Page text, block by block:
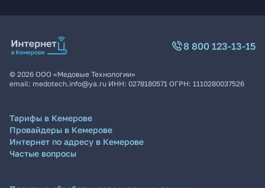
8 800 123-13-15
© 2026 ООО «Медовые Технологии»
email: medotech.info@ya.ru ИНН: 0278180571 ОГРН: 1110280037526
Тарифы в Кемерове
Провайдеры в Кемерове
Интернет по адресу в Кемерове
Частые вопросы